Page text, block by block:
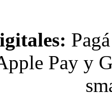
Pay y